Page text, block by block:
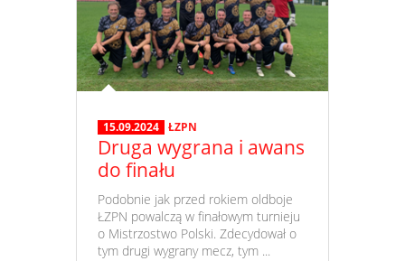
15.09.2024 ŁZPN
Druga wygrana i awans
do finału
​ Podobnie jak przed rokiem oldboje
ŁZPN powalczą w finałowym turnieju
o Mistrzostwo Polski. Zdecydował o
tym drugi wygrany mecz, tym ...